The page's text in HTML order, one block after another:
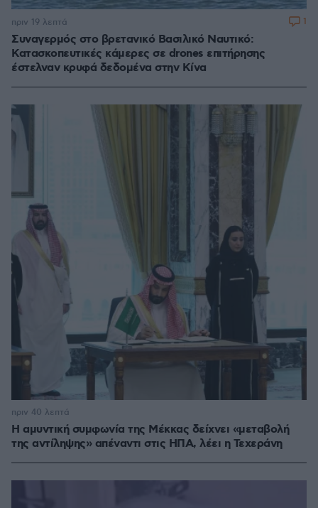
Συναγερμός στο βρετανικό Βασιλικό Ναυτικό:
Κατασκοπευτικές κάμερες σε drones επιτήρησης
έστελναν κρυφά δεδομένα στην Κίνα
πριν 19 λεπτά 1
Η αμυντική συμφωνία της Μέκκας δείχνει «μεταβολή
της αντίληψης» απέναντι στις ΗΠΑ, λέει η Τεχεράνη
πριν 40 λεπτά